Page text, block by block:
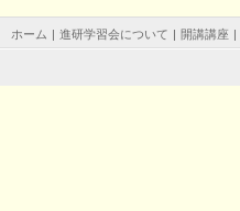
ホーム | 進研学習会について | 開講講座 |